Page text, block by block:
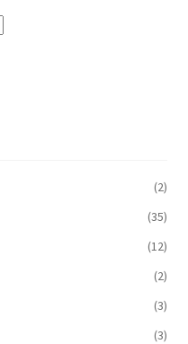
(2)
(35)
(12)
(2)
(3)
(3)